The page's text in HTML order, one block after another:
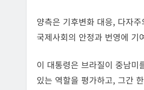
양측은 기후변화 대응, 다자
국제사회의 안정과 번영에 기
이 대통령은 브라질이 중남미
있는 역할을 평가하고, 그간